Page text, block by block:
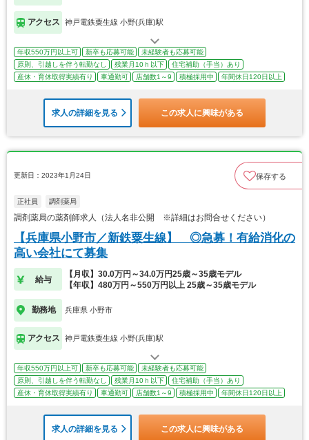
アクセス 神戸電鉄粟生線 小野(兵庫)駅
年収550万円以上可 新卒も応募可能
未経験者も応募可能
原則、引越しを伴う転勤なし
残業月10ｈ以下
住宅補助（手当）あり
産休・育休取得実績有り
車通勤可 店舗数1～9 積極採用中 年間休日120日以上
求人の詳細を見る この求人に興味がある
更新日：2023年1月24日 保存する
正社員 調剤薬局
調剤薬局の薬剤師求人（法人名非公開 ※詳細はお問合せください）
【兵庫県小野市／新鉄粟生線】 ◎急募！有給消化の
高い会社にて募集
給与
【月収】30.0万円～34.0万円25歳～35歳モデル
【年収】480万円～550万円以上 25歳～35歳モデル
勤務地 兵庫県 小野市
アクセス 神戸電鉄粟生線 小野(兵庫)駅
年収550万円以上可 新卒も応募可能
未経験者も応募可能
原則、引越しを伴う転勤なし
残業月10ｈ以下
住宅補助（手当）あり
産休・育休取得実績有り
車通勤可 店舗数1～9 積極採用中 年間休日120日以上
求人の詳細を見る この求人に興味がある